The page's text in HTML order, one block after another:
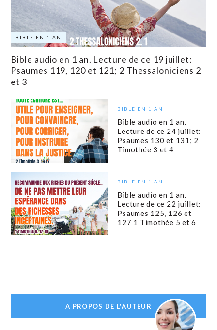
BIBLE EN 1 AN
Bible audio en 1 an. Lecture de ce 19 juillet:
Psaumes 119, 120 et 121; 2 Thessaloniciens 2
et 3
BIBLE EN 1 AN
Bible audio en 1 an.
Lecture de ce 24 juillet:
Psaumes 130 et 131; 2
Timothée 3 et 4
BIBLE EN 1 AN
Bible audio en 1 an.
Lecture de ce 22 juillet:
Psaumes 125, 126 et
127 1 Timothée 5 et 6
A PROPOS DE L'AUTEUR